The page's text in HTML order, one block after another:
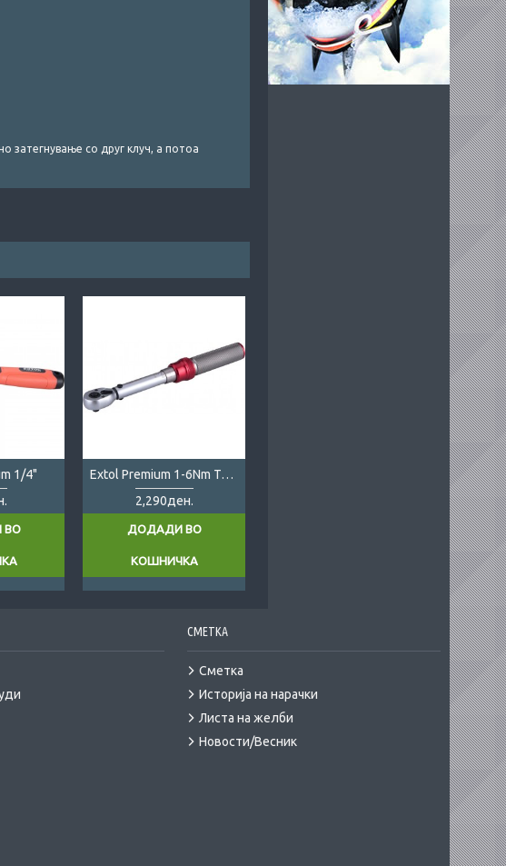
затегнување со друг клуч, а потоа
1/4"
ВО
Extol Premium 1-6Nm Torque Wrench
2,290ден.
ДОДАДИ ВО
КОШНИЧКА
СМЕТКА
Сметка
Историја на нарачки
Листа на желби
Новости/Весник